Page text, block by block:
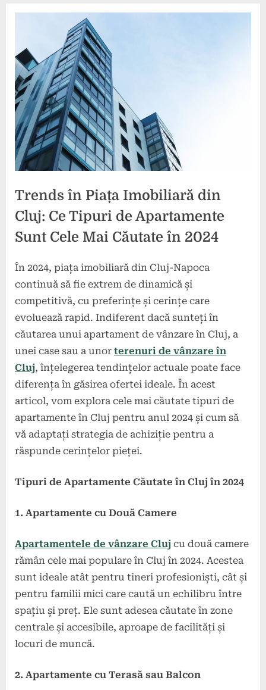
Trends în Piața Imobiliară din
Cluj: Ce Tipuri de Apartamente
Sunt Cele Mai Căutate în 2024
Posted
on
16
septembrie
2024
By
sc
În 2024, piața imobiliară din Cluj-Napoca
continuă să fie extrem de dinamică și
competitivă, cu preferințe și cerințe care
evoluează rapid. Indiferent dacă sunteți în
căutarea unui apartament de vânzare în Cluj, a
unei case sau a unor terenuri de vânzare în
Cluj, înțelegerea tendințelor actuale poate face
diferența în găsirea ofertei ideale. În acest
articol, vom explora cele mai căutate tipuri de
apartamente în Cluj pentru anul 2024 și cum să
vă adaptați strategia de achiziție pentru a
răspunde cerințelor pieței.
Tipuri de Apartamente Căutate în Cluj în 2024
1. Apartamente cu Două Camere
Apartamentele de vânzare Cluj cu două camere
rămân cele mai populare în Cluj în 2024. Acestea
sunt ideale atât pentru tineri profesioniști, cât și
pentru familii mici care caută un echilibru între
spațiu și preț. Ele sunt adesea căutate în zone
centrale și accesibile, aproape de facilități și
locuri de muncă.
2. Apartamente cu Terasă sau Balcon